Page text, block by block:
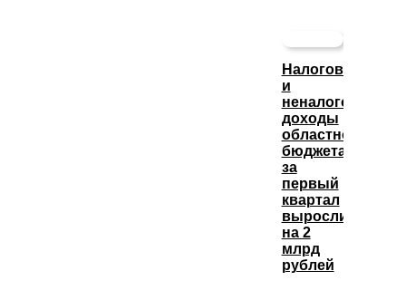
Налоговые
и
неналоговые
доходы
областного
бюджета
за
первый
квартал
выросли
на 2
млрд
рублей